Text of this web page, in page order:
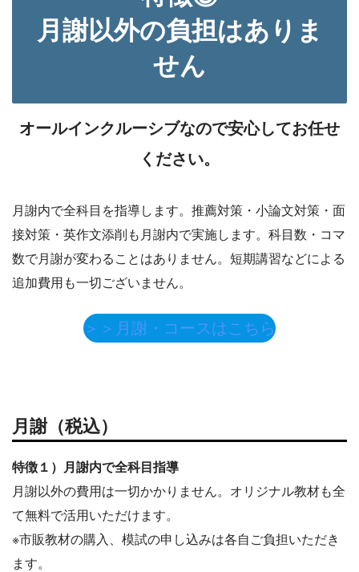
月謝以外の負担はありま
せん
オールインクルーシブなので安心してお任せ
ください。
月謝内で全科目を指導します。推薦対策・小論文対策・面
接対策・英作文添削も月謝内で実施します。科目数・コマ
数で月謝が変わることはありません。短期講習などによる
追加費用も一切ございません。
＞＞月謝・コースはこちら
月謝（税込）
特徴１）月謝内で全科目指導
月謝以外の費用は一切かかりません。オリジナル教材も全
て無料で活用いただけます。
※市販教材の購入、模試の申し込みは各自ご負担いただき
ます。